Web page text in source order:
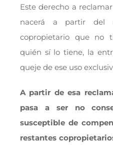
Este derecho a
nacerá a partir del
copropietario que no
quién sí lo tiene, la
queje de ese uso
A partir de esa
pasa a ser no
susceptible de
restantes